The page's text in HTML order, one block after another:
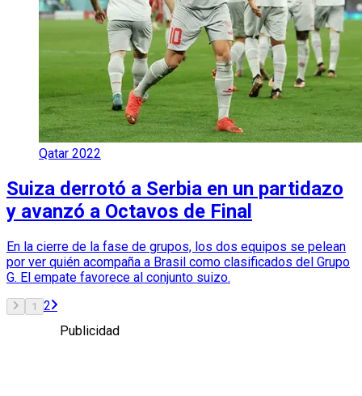
Qatar 2022
Suiza derrotó a Serbia en un partidazo
y avanzó a Octavos de Final
En la cierre de la fase de grupos, los dos equipos se pelean
por ver quién acompaña a Brasil como clasificados del Grupo
G. El empate favorece al conjunto suizo.
1
2
Publicidad